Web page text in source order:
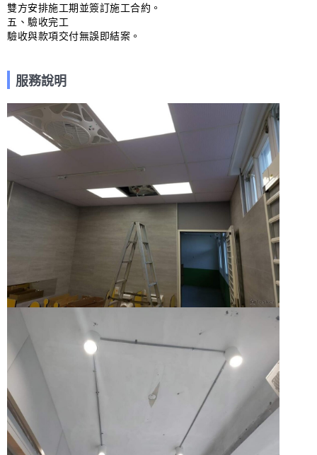
雙方安排施工期並簽訂施工合約。
五、驗收完工
驗收與款項交付無誤即結案。
服務說明